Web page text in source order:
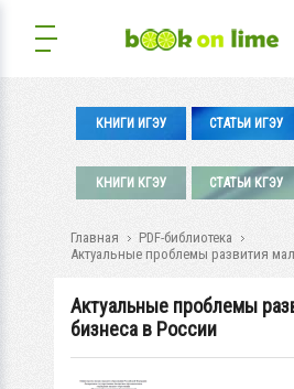
КНИГИ ИГЭУ СТАТЬИ ИГЭУ
КНИГИ КГЭУ СТАТЬИ КГЭУ
Главная
PDF-библиотека
Актуальные проблемы развития
Актуальные проблемы
бизнеса в России